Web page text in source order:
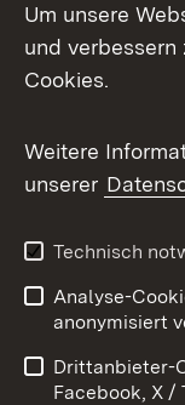
Facebook
X / Twitter
Youtube
Impressum
Barrierefreiheit
Um unsere
und verbessern
Cookies.
Weitere
unserer
Technisch
Analyse-
anonymisiert
Drittanbieter-
Facebook, X